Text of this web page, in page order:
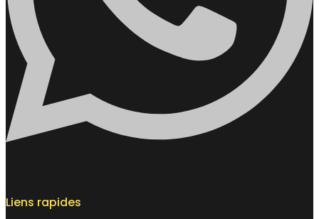
Liens rapides